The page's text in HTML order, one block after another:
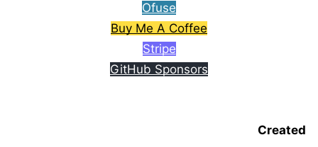
Ofuse
Buy Me A Coffee
Stripe
GitHub Sponsors
Created